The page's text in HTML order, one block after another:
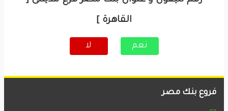
القاهرة ]
نعم لا
فروع بنك مصر